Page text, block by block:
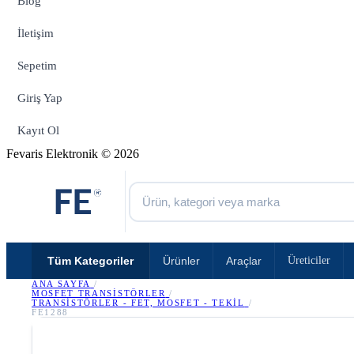
İletişim
Sepetim
Giriş Yap
Kayıt Ol
Fevaris Elektronik © 2026
Tüm Kategoriler Ürünler Araçlar Üreticiler
ANA SAYFA /
MOSFET TRANSISTÖRLER
/
TRANSISTÖRLER - FET, MOSFET - TEKIL
/
FE1288